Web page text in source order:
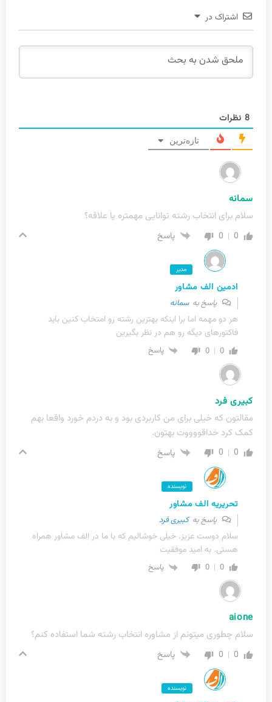
اشتراک در
8 نظرات
تازه‌ترین
سمانه
سلام برای انتخاب رشته توانایی مهمتره یا علاقه؟
0
0 پاسخ
مدیر
ادمین الف مشاور
پاسخ بهسمانه
هر دو مهمه اما برا اینکه بهترین رشته رو امتخاب کنین باید
فاکتورهای دیگه رو هم در نظر بگیرین
0
0 پاسخ
کبیری فرد
مقالتون که خیلی برای من کاربردی بود و به دردم خورد واقعا بهم
کمک کرد خداقووووت بهتون.
0
0 پاسخ
نویسنده
تحریریه الف مشاور
پاسخ بهکبیری فرد
سلام دوست عزیز. خیلی خوشالیم که با ما در الف مشاور همراه
هستی. به امید موفقیت
0
0 پاسخ
aione
سلام چطوری میتونم از مشاوره انتخاب رشته شما استفاده کنم؟
0
0 پاسخ
نویسنده